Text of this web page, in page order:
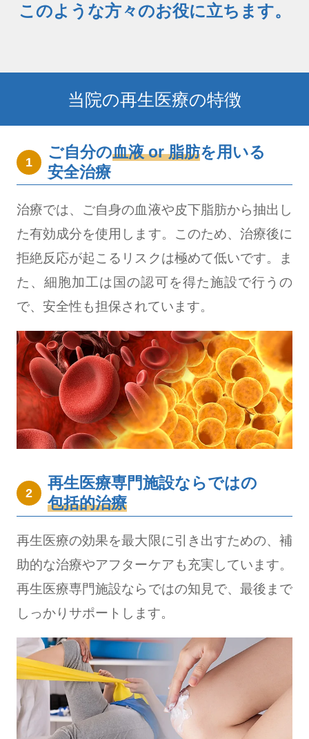
このような方々のお役に立ちます。
当院の再生医療の特徴
1
ご自分の血液 or 脂肪を用いる
安全治療
治療では、ご自身の血液や皮下脂肪から抽出し
た有効成分を使用します。このため、治療後に
拒絶反応が起こるリスクは極めて低いです。ま
た、細胞加工は国の認可を得た施設で行うの
で、安全性も担保されています。
2
再生医療専門施設ならではの
包括的治療
再生医療の効果を最大限に引き出すための、補
助的な治療やアフターケアも充実しています。
再生医療専門施設ならではの知見で、最後まで
しっかりサポートします。